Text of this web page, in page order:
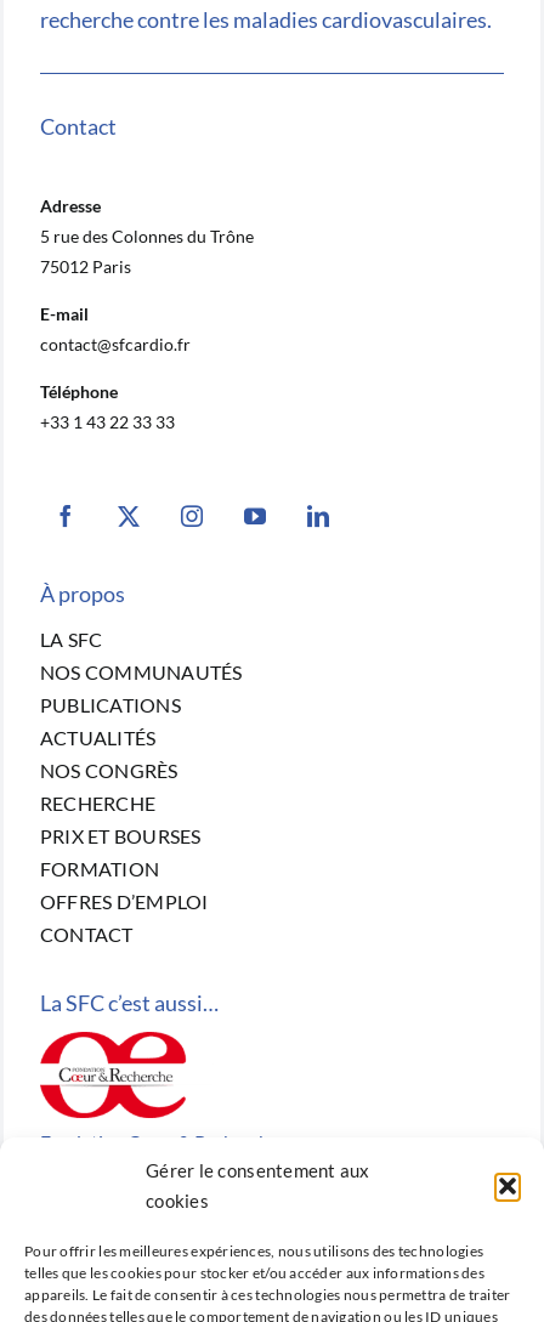
Gérer le consentement aux
cookies
Pour offrir les meilleures expériences, nous utilisons des technologies
telles que les cookies pour stocker et/ou accéder aux informations des
appareils. Le fait de consentir à ces technologies nous permettra de traiter
des données telles que le comportement de navigation ou les ID uniques
recherche contre les maladies cardiovasculaires.
Contact
Adresse
5 rue des Colonnes du Trône
75012 Paris
E-mail
contact@sfcardio.fr
Téléphone
+33 1 43 22 33 33
À propos
LA SFC
NOS COMMUNAUTÉS
PUBLICATIONS
ACTUALITÉS
NOS CONGRÈS
RECHERCHE
PRIX ET BOURSES
FORMATION
OFFRES D’EMPLOI
CONTACT
La SFC c’est aussi…
Fondation Cœur & Recherche
Reconnue d’utilité publique, la Fondation Cœur &
créée en 2010 par la SFC.